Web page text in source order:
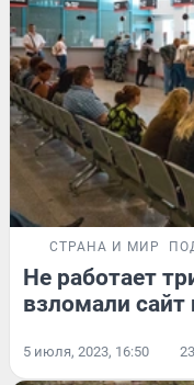
СТРАНА И МИР
Не работает
взломали
5 июля, 2023, 16:50